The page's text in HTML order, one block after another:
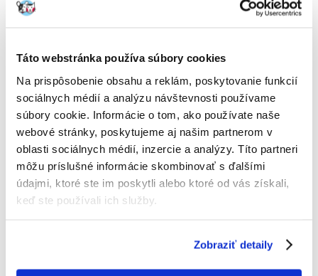
Táto webstránka používa súbory cookies
Na prispôsobenie obsahu a reklám, poskytovanie funkcií
sociálnych médií a analýzu návštevnosti používame
súbory cookie. Informácie o tom, ako používate naše
webové stránky, poskytujeme aj našim partnerom v
oblasti sociálnych médií, inzercie a analýzy. Títo partneri
môžu príslušné informácie skombinovať s ďalšími
údajmi, ktoré ste im poskytli alebo ktoré od vás získali,
keď ste používali ich služby.
Zobraziť detaily
TROVET Unique Protein
Lamb UPL 800 g
TROVET Recovery Liquid CCL